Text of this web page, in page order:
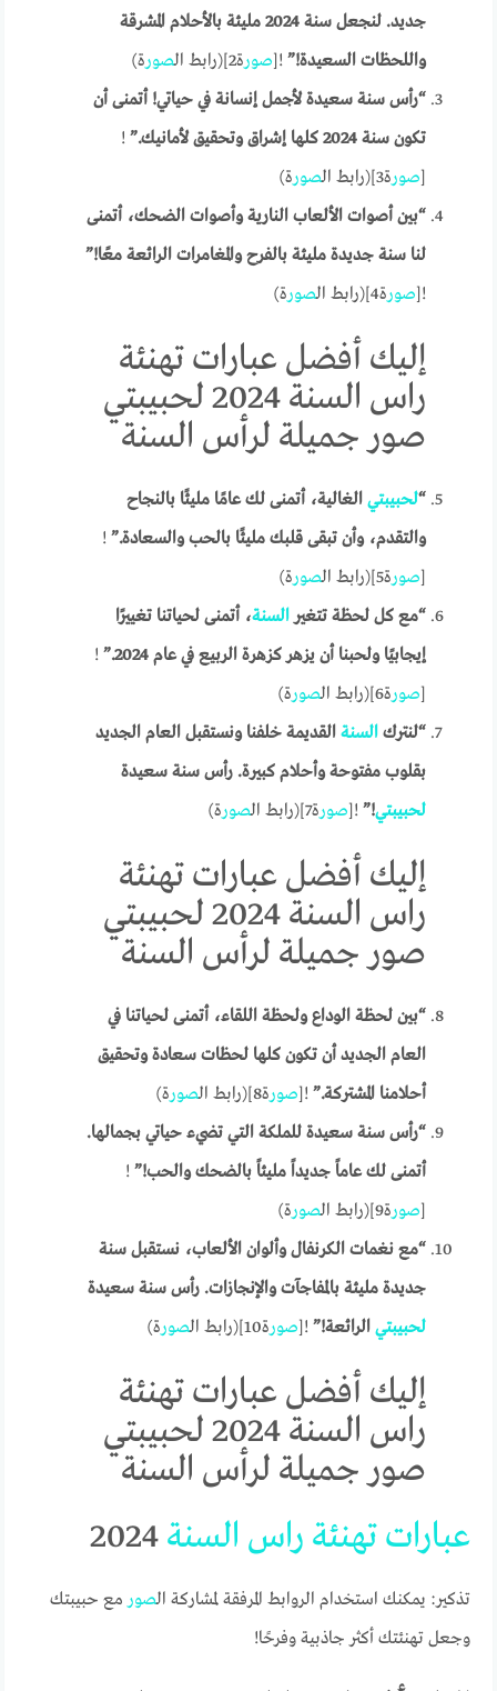
جديد. لنجعل سنة 2024 مليئة بالأحلام المشرقة
واللحظات السعيدة!” ![صورة2](رابط ال صورة)
“رأس سنة سعيدة لأجمل إنسانة في حياتي! أتمنى أن
تكون سنة 2024 كلها إشراق وتحقيق لأمانيك.”
!
[صورة3](رابط ال صورة)
“بين أصوات الألعاب النارية وأصوات الضحك، أتمنى
لنا سنة جديدة مليئة بالفرح والمغامرات الرائعة معًا!”
![صورة4](رابط ال صورة)
إليك أفضل عبارات تهنئة
راس السنة 2024 لحبيبتي
صور جميلة لرأس السنة
“لحبيبتي الغالية، أتمنى لك عامًا مليئًا بالنجاح
والتقدم، وأن تبقى قلبك مليئًا بالحب والسعادة.” !
[صورة5](رابط ال صورة)
“مع كل لحظة تتغيرالسنة، أتمنى لحياتنا تغييرًا
إيجابيًا ولحبنا أن يزهر كزهرة الربيع في عام 2024.”
!
[صورة6](رابط ال صورة)
“لنتركالسنة القديمة خلفنا ونستقبل العام الجديد
بقلوب مفتوحة وأحلام كبيرة. رأس سنة سعيدة
لحبيبتي!”
![صورة7](رابط ال صورة)
إليك أفضل عبارات تهنئة
راس السنة 2024 لحبيبتي
صور جميلة لرأس السنة
“بين لحظة الوداع ولحظة اللقاء، أتمنى لحياتنا في
العام الجديد أن تكون كلها لحظات سعادة وتحقيق
أحلامنا المشتركة.” ![صورة8](رابط ال صورة)
“رأس سنة سعيدة للملكة التي تضيء حياتي بجمالها.
أتمنى لك عاماً جديداً مليئاً بالضحك والحب!” !
[صورة9](رابط ال صورة)
“مع نغمات الكرنفال وألوان الألعاب، نستقبل سنة
جديدة مليئة بالمفاجآت والإنجازات. رأس سنة سعيدة
لحبيبتي الرائعة!” ![صورة10](رابط ال صورة)
إليك أفضل عبارات تهنئة
راس السنة 2024 لحبيبتي
صور جميلة لرأس السنة
عبارات تهنئة راس السنة2024
تذكير: يمكنك استخدام الروابط المرفقة لمشاركة الصورمع حبيبتك
وجعل تهنئتك أكثر جاذبية وفرحًا!